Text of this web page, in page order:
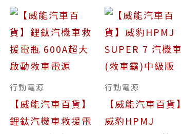
行動電源
【威能汽車百貨】
鋰鈦汽機車救援電
行動電源
【威能汽車百貨】
威豹HPMJ